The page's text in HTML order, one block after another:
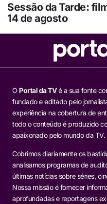
Sessão da Tarde:
14 de agosto
O Portal da TVé a sua fonte
fundado e editado pelo
experiência na cobertura de
todo o conteúdo é produzido
apaixonado pelo mundo da TV.
Cobrimos diariamente os
analisamos programas de
últimas notícias sobre séries,
Nossa missão é fornecer
aprofundadas e reportagens